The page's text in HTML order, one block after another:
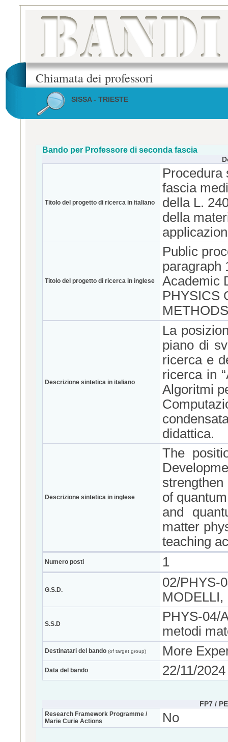
Chiamata dei professori
SISSA - TRIESTE
Bando per Professore di seconda fascia
Titolo del progetto di ricerca in italiano
Procedura
fascia
della L.
della
Titolo del progetto di ricerca in inglese
Public
paragraph
Academic
PHYSICS
Descrizione sintetica in italiano
La
piano di
ricerca e
ricerca in
Algoritmi
didattica.
Descrizione sintetica in inglese
The
of
and
matter
teaching
Numero posti 1
G.S.D.
02/PHYS-
MODELLI,
S.S.D
PHYS-04/
metodi
Destinatari del bando (of target group) More
Data del bando 22/11/2024
FP7 /
Research Framework Programme /
Marie Curie Actions
No